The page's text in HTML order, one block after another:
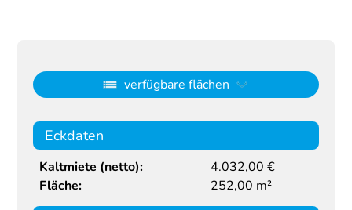
verfügbare flächen
Eckdaten
Kaltmiete (netto):
4.032,00 €
Fläche:
252,00 m²